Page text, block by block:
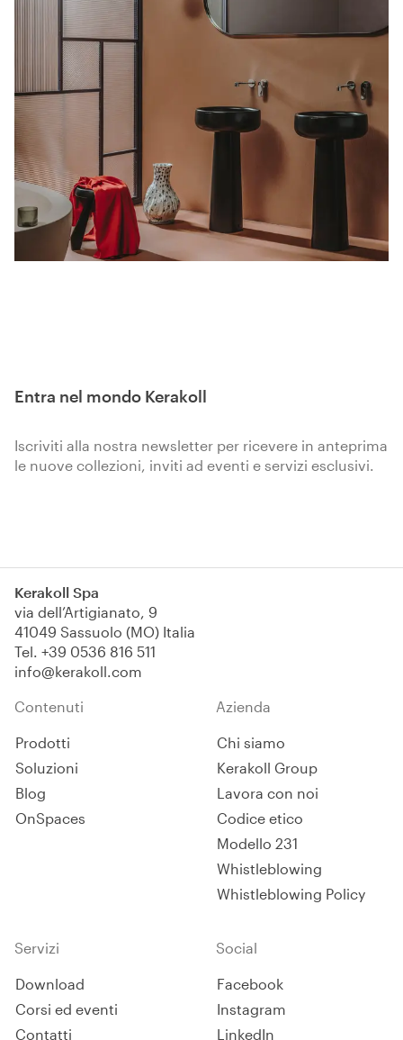
Entra nel mondo Kerakoll
Iscriviti alla nostra newsletter per ricevere in anteprima
le nuove collezioni, inviti ad eventi e servizi esclusivi.
Kerakoll Spa
via dell’Artigianato, 9
41049 Sassuolo (MO) Italia
Tel. +39 0536 816 511
info@kerakoll.com
Contenuti
Prodotti
Soluzioni
Blog
OnSpaces
Azienda
Chi siamo
Kerakoll Group
Lavora con noi
Codice etico
Modello 231
Whistleblowing
Whistleblowing Policy
Servizi
Download
Corsi ed eventi
Contatti
Social
Facebook
Instagram
LinkedIn